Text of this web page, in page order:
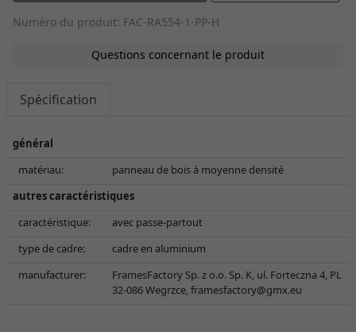
Numéro du produit: FAC-RA554-1-PP-H
Questions concernant le produit
Spécification
général
matériau:
panneau de bois à moyenne densité
autres caractéristiques
caractéristique:
avec passe-partout
type de cadre:
cadre en aluminium
manufacturer:
FramesFactory Sp. z o.o. Sp. K, ul. Forteczna 4, PL
32-086 Wegrzce,framesfactory@gmx.eu